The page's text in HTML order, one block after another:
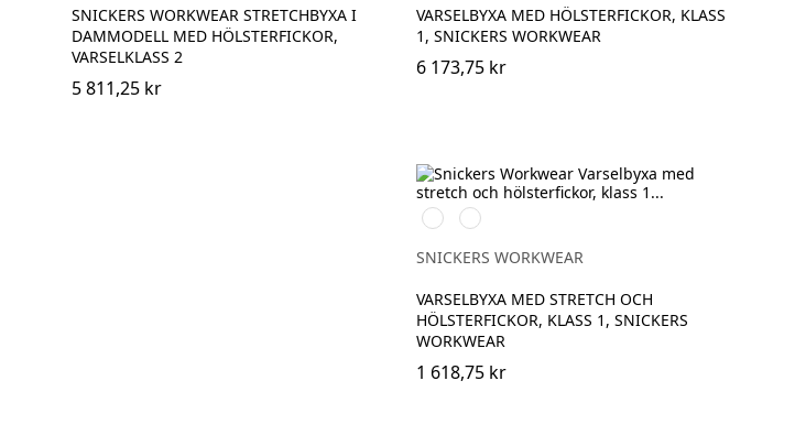
SNICKERS WORKWEAR STRETCHBYXA I
DAMMODELL MED HÖLSTERFICKOR,
VARSELKLASS 2
5 811,25 kr
VARSELBYXA MED HÖLSTERFICKOR, KLASS
1, SNICKERS WORKWEAR
6 173,75 kr
Svart/High
vis
yellow
Svart/High
vis
orange
SNICKERS WORKWEAR
VARSELBYXA MED STRETCH OCH
HÖLSTERFICKOR, KLASS 1, SNICKERS
WORKWEAR
1 618,75 kr